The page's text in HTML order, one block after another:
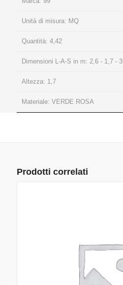
Unità di misura: MQ
Quantità: 4,42
Dimensioni L-A-S in m: 2,6 - 1,7 - 3
Altezza: 1,7
Materiale: VERDE ROSA
Prodotti correlati